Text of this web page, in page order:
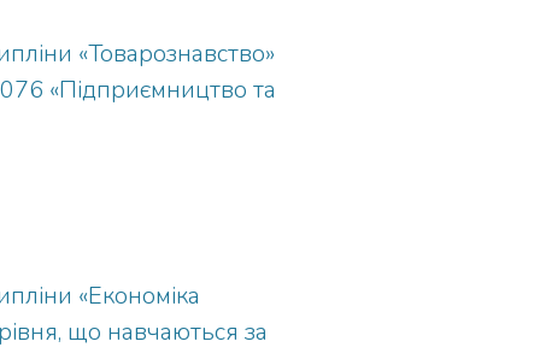
«Товарознавство»
«Підприємництво та
«Економіка
що навчаються за